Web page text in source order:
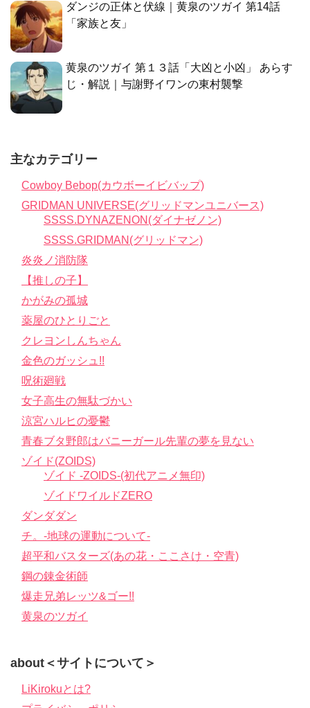
ダンジの正体と伏線｜黄泉のツガイ 第14話
「家族と友」
黄泉のツガイ 第１３話「大凶と小凶」 あらす
じ・解説｜与謝野イワンの東村襲撃
主なカテゴリー
Cowboy Bebop(カウボーイビバップ)
GRIDMAN UNIVERSE(グリッドマンユニバース)
SSSS.DYNAZENON(ダイナゼノン)
SSSS.GRIDMAN(グリッドマン)
炎炎ノ消防隊
【推しの子】
かがみの孤城
薬屋のひとりごと
クレヨンしんちゃん
金色のガッシュ!!
呪術廻戦
女子高生の無駄づかい
涼宮ハルヒの憂鬱
青春ブタ野郎はバニーガール先輩の夢を見ない
ゾイド(ZOIDS)
ゾイド -ZOIDS-(初代アニメ無印)
ゾイドワイルドZERO
ダンダダン
チ。-地球の運動について-
超平和バスターズ(あの花・ここさけ・空青)
鋼の錬金術師
爆走兄弟レッツ&ゴー!!
黄泉のツガイ
about＜サイトについて＞
LiKirokuとは?